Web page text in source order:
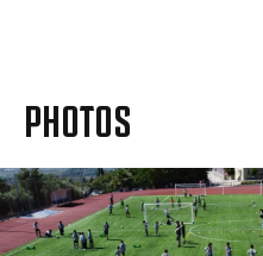
PHOTOS